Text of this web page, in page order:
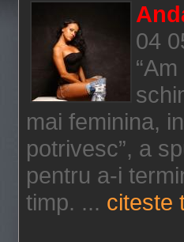
04
mai feminina,
potrivesc”, a
pentru a-i
timp. ... citeste